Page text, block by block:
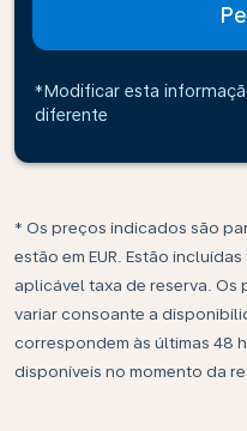
*Modificar esta
diferente
* Os preços indicados são
estão em EUR. Estão
aplicável taxa de reserva.
variar consoante a
correspondem às últimas 48
disponíveis no momento da